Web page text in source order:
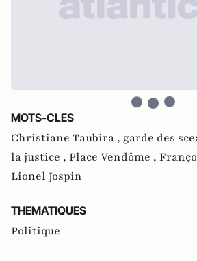
MOTS-CLES
Christiane Taubira , garde des
la justice , Place Vendôme ,
Lionel Jospin
THEMATIQUES
Politique